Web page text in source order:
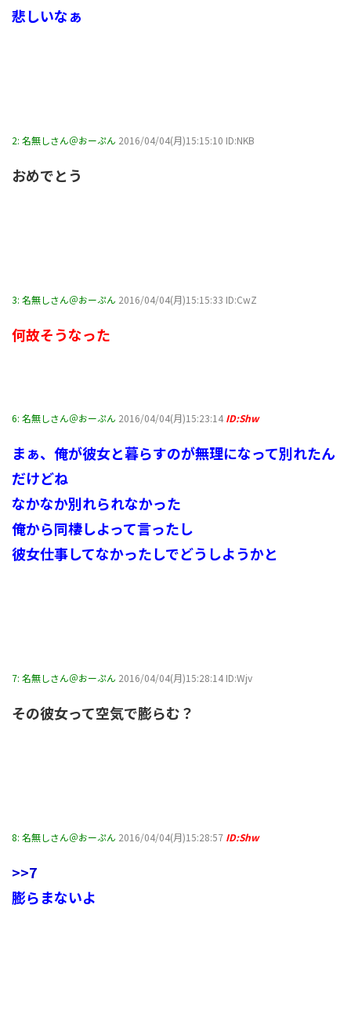
悲しいなぁ
2: 名無しさん＠おーぷん 2016/04/04(月)15:15:10 ID:NKB
おめでとう
3: 名無しさん＠おーぷん 2016/04/04(月)15:15:33 ID:CwZ
何故そうなった
6: 名無しさん＠おーぷん 2016/04/04(月)15:23:14 ID:Shw
まぁ、俺が彼女と暮らすのが無理になって別れたん
だけどね
なかなか別れられなかった
俺から同棲しよって言ったし
彼女仕事してなかったしでどうしようかと
7: 名無しさん＠おーぷん 2016/04/04(月)15:28:14 ID:Wjv
その彼女って空気で膨らむ？
8: 名無しさん＠おーぷん 2016/04/04(月)15:28:57 ID:Shw
>>7
膨らまないよ